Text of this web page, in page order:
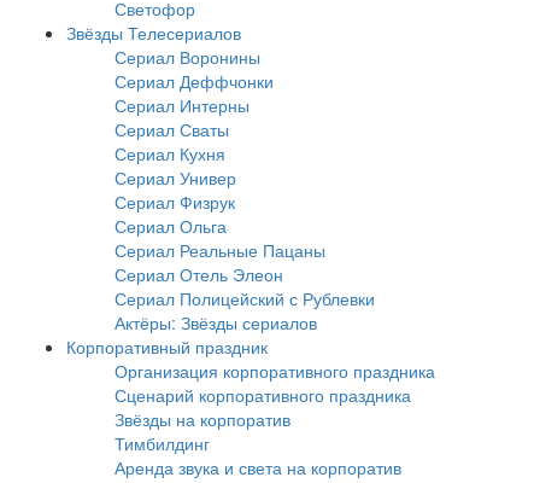
Светофор
Звёзды Телесериалов
Сериал Воронины
Сериал Деффчонки
Сериал Интерны
Сериал Сваты
Сериал Кухня
Сериал Универ
Сериал Физрук
Сериал Ольга
Сериал Реальные Пацаны
Сериал Отель Элеон
Сериал Полицейский с Рублевки
Актёры: Звёзды сериалов
Корпоративный праздник
Организация корпоративного праздника
Сценарий корпоративного праздника
Звёзды на корпоратив
Тимбилдинг
Аренда звука и света на корпоратив